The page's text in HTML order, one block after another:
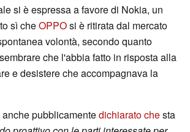
si è espressa a favore di Nokia, un
sì cheOPPOsi è ritirata dal mercato
volontà, secondo quanto
che l'abbia fatto in risposta alla
e desistere che accompagnava la
pubblicamentedichiarato chesta